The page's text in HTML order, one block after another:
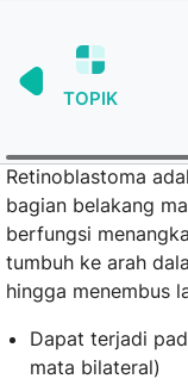
Retinoblastoma
bagian belakang
berfungsi
tumbuh ke arah
hingga menembus
Dapat terjadi
mata bilateral)